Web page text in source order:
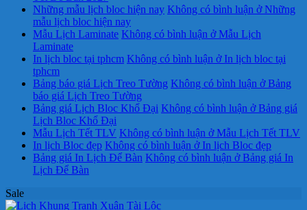
Những mẫu lịch bloc hiện nay Không có bình luận ở Những
mẫu lịch bloc hiện nay
Mẫu Lịch Laminate Không có bình luận ở Mẫu Lịch
Laminate
In lịch bloc tại tphcm Không có bình luận ở In lịch bloc tại
tphcm
Bảng báo giá Lịch Treo Tường Không có bình luận ở Bảng
báo giá Lịch Treo Tường
Bảng giá Lịch Bloc Khổ Đại Không có bình luận ở Bảng giá
Lịch Bloc Khổ Đại
Mẫu Lịch Tết TLV Không có bình luận ở Mẫu Lịch Tết TLV
In lịch Bloc đẹp Không có bình luận ở In lịch Bloc đẹp
Bảng giá In Lịch Để Bàn Không có bình luận ở Bảng giá In
Lịch Để Bàn
Sale